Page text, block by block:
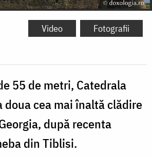
Video Fotografii
55 de metri, Catedrala
doua cea mai înaltă clădire
după recenta
din Tiblisi.